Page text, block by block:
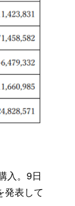
入。9日
発表して